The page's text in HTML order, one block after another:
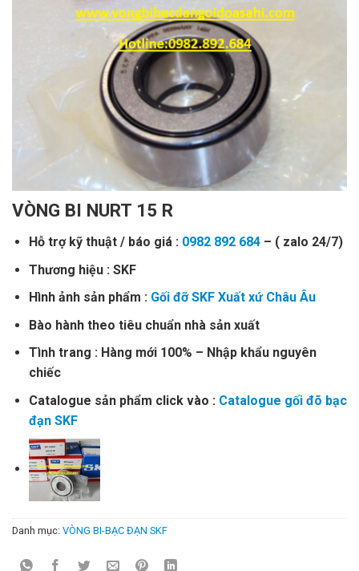
VÒNG BI NURT 15 R
Hỗ trợ kỹ thuật / báo giá : 0982 892 684– ( zalo 24/7)
Thương hiệu : SKF
Hình ảnh sản phẩm : Gối đỡ SKF Xuất xứ Châu Âu
Bào hành theo tiêu chuẩn nhà sản xuất
Tình trang : Hàng mới 100% – Nhập khẩu nguyên
chiếc
Catalogue sản phẩm click vào : Catalogue gối đõ bạc
đạn SKF
Danh mục: VÒNG BI-BẠC ĐẠN SKF